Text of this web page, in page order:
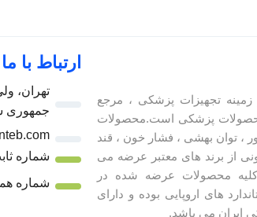
زمینه تجهیزات پزشکی ، مرجع
پزشکی است.محصولات
، توان بهشی ، فشار خون ، قند
از برند های معتبر عرضه می
محصولات عرضه شده در
های اروپایی بوده و دارای
ایران می باشد.
ارتباط با ما
تهران،
جمهوری
شماره
شماره